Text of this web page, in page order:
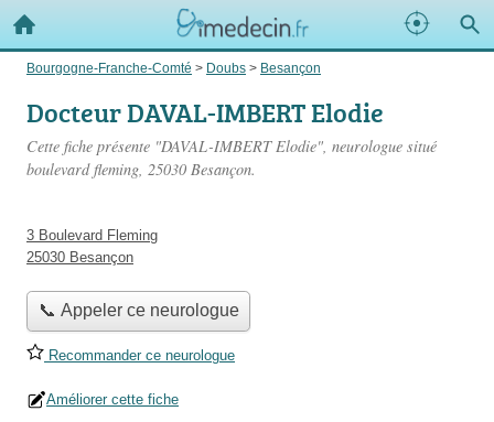
Bourgogne-Franche-Comté > Doubs > Besançon
Docteur DAVAL-IMBERT Elodie
Cette fiche présente "DAVAL-IMBERT Elodie", neurologue situé
boulevard fleming, 25030 Besançon.
3 Boulevard Fleming
25030 Besançon
📞 Appeler ce neurologue
Recommander ce neurologue
Améliorer cette fiche